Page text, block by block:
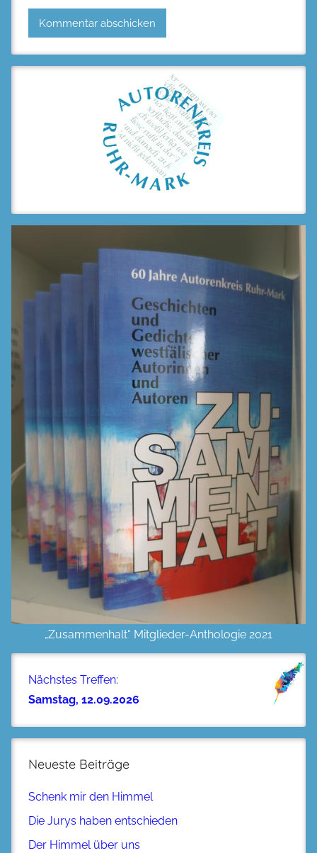
„Zusammenhalt“ Mitglieder-Anthologie 2021
Nächstes Treffen:
Samstag, 12.09.2026
Neueste Beiträge
Schenk mir den Himmel
Die Jurys haben entschieden
Der Himmel über uns